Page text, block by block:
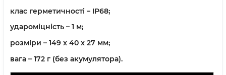
клас герметичності – IP68;
удароміцність – 1 м;
розміри – 149 x 40 x 27 мм;
вага – 172 г (без акумулятора).